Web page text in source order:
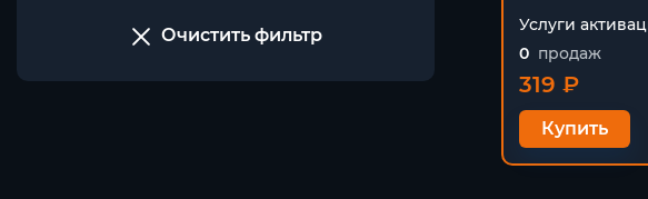
Очистить фильтр
Услуги
0 продаж
319 ₽
Купить